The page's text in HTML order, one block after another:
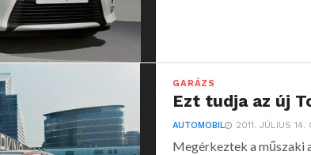
GARÁZS
Ezt tudja az új
AUTOMOBIL 2011. JÚLIUS 14.
Megérkeztek a műszaki